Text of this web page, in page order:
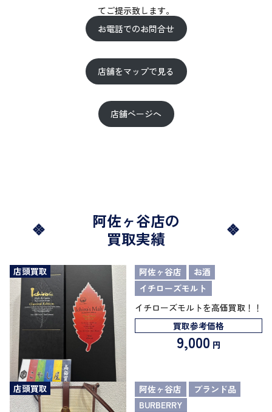
てご提示致します。
お電話でのお問合せ
店舗をマップで見る
店舗ページへ
阿佐ヶ谷店の
買取実績
店頭買取 阿佐ヶ谷店
お酒
イチローズモルト
イチローズモルトを高価買取！！
買取参考価格
9,000 円
店頭買取 阿佐ヶ谷店
ブランド品
BURBERRY